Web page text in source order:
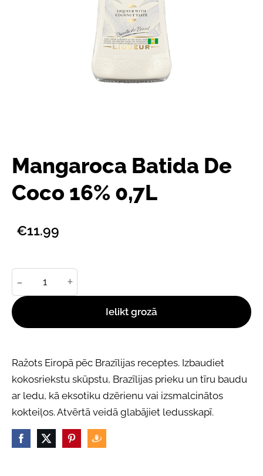
Mangaroca Batida De
Coco 16% 0,7L
€11.99
- +
Ielikt grozā
Ražots Eiropā pēc Brazīlijas receptes. Izbaudiet
kokosriekstu skūpstu, Brazīlijas prieku un tīru baudu
ar ledu, kā eksotiku dzērienu vai izsmalcinātos
kokteiļos. Atvērtā veidā glabājiet ledusskapī.